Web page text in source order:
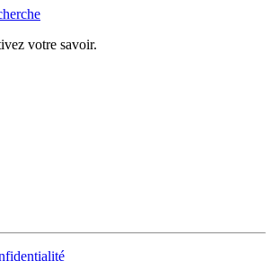
votre savoir.